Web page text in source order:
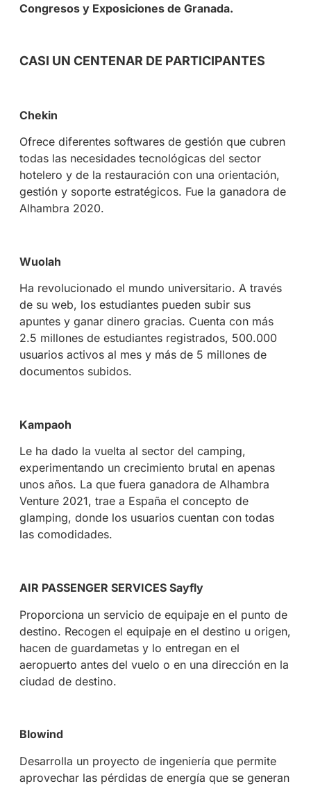
Congresos y Exposiciones de Granada.
CASI UN CENTENAR DE PARTICIPANTES
Chekin
Ofrece diferentes softwares de gestión que cubren
todas las necesidades tecnológicas del sector
hotelero y de la restauración con una orientación,
gestión y soporte estratégicos. Fue la ganadora de
Alhambra 2020.
Wuolah
Ha revolucionado el mundo universitario. A través
de su web, los estudiantes pueden subir sus
apuntes y ganar dinero gracias. Cuenta con más
2.5 millones de estudiantes registrados, 500.000
usuarios activos al mes y más de 5 millones de
documentos subidos.
Kampaoh
Le ha dado la vuelta al sector del camping,
experimentando un crecimiento brutal en apenas
unos años. La que fuera ganadora de Alhambra
Venture 2021, trae a España el concepto de
glamping, donde los usuarios cuentan con todas
las comodidades.
AIR PASSENGER SERVICES Sayfly
Proporciona un servicio de equipaje en el punto de
destino. Recogen el equipaje en el destino u origen,
hacen de guardametas y lo entregan en el
aeropuerto antes del vuelo o en una dirección en la
ciudad de destino.
Blowind
Desarrolla un proyecto de ingeniería que permite
aprovechar las pérdidas de energía que se generan